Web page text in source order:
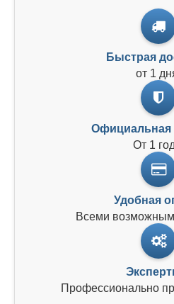
Быстрая
от 1
Официальная
От 1
Удобная
Всеми
Профессионально